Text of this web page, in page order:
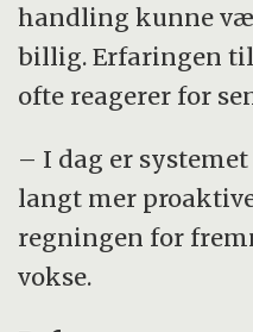
handling kunne
billig. Erfaringen
ofte reagerer for
– I dag er
langt mer
regningen for
vokse.